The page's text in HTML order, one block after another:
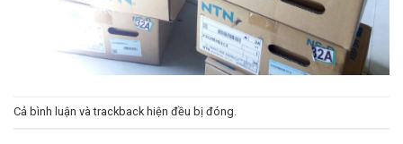
Cả bình luận và trackback hiện đều bị đóng.